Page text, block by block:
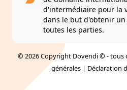
d'intermédiaire pour la
dans le but d'obtenir
toutes les parties.
© 2026 Copyright Dovendi © - tous
générales | Déclaration